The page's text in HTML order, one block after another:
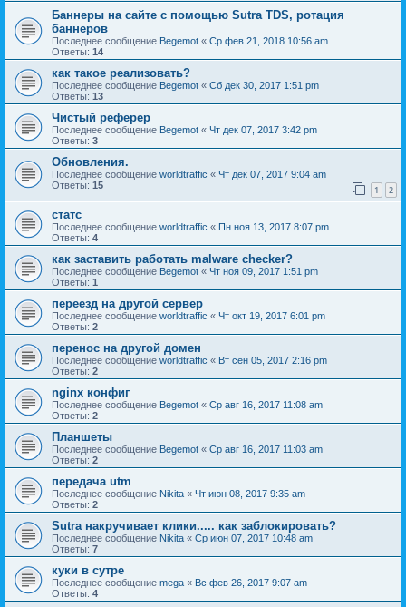
Баннеры на сайте с помощью Sutra TDS, ротация
баннеров
Последнее сообщение Begemot « Ср фев 21, 2018 10:56 am
Ответы: 14
как такое реализовать?
Последнее сообщение Begemot « Сб дек 30, 2017 1:51 pm
Ответы: 13
Чистый реферер
Последнее сообщение Begemot « Чт дек 07, 2017 3:42 pm
Ответы: 3
Обновления.
Последнее сообщение worldtraffic « Чт дек 07, 2017 9:04 am
Ответы: 15 1 2
статс
Последнее сообщение worldtraffic « Пн ноя 13, 2017 8:07 pm
Ответы: 4
как заставить работать malware checker?
Последнее сообщение Begemot « Чт ноя 09, 2017 1:51 pm
Ответы: 1
переезд на другой сервер
Последнее сообщение worldtraffic « Чт окт 19, 2017 6:01 pm
Ответы: 2
перенос на другой домен
Последнее сообщение worldtraffic « Вт сен 05, 2017 2:16 pm
Ответы: 2
nginx конфиг
Последнее сообщение Begemot « Ср авг 16, 2017 11:08 am
Ответы: 2
Планшеты
Последнее сообщение Begemot « Ср авг 16, 2017 11:03 am
Ответы: 2
передача utm
Последнее сообщение Nikita « Чт июн 08, 2017 9:35 am
Ответы: 2
Sutra накручивает клики..... как заблокировать?
Последнее сообщение Nikita « Ср июн 07, 2017 10:48 am
Ответы: 7
куки в сутре
Последнее сообщение mega « Вс фев 26, 2017 9:07 am
Ответы: 4